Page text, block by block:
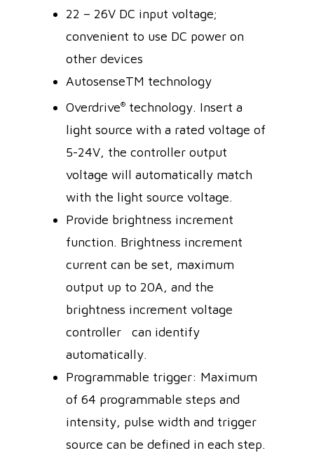
22 – 26V DC input voltage;
convenient to use DC power on
other devices
AutosenseTM technology
Overdrive® technology. Insert a
light source with a rated voltage of
5-24V, the controller output
voltage will automatically match
with the light source voltage.
Provide brightness increment
function. Brightness increment
current can be set, maximum
output up to 20A, and the
brightness increment voltage
controller can identify
automatically.
Programmable trigger: Maximum
of 64 programmable steps and
intensity, pulse width and trigger
source can be defined in each step.